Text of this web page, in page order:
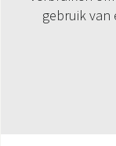
gebruik van